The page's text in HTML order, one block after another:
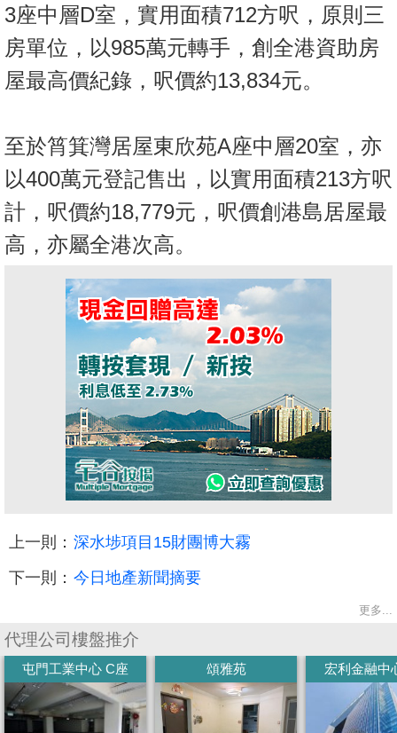
3座中層D室，實用面積712方呎，原則三
房單位，以985萬元轉手，創全港資助房
屋最高價紀錄，呎價約13,834元。
至於筲箕灣居屋東欣苑A座中層20室，亦
以400萬元登記售出，以實用面積213方呎
計，呎價約18,779元，呎價創港島居屋最
高，亦屬全港次高。
上一則： 深水埗項目15財團博大霧
下一則： 今日地產新聞摘要
更多...
代理公司樓盤推介
屯門工業中心 C座 頌雅苑 宏利金融中